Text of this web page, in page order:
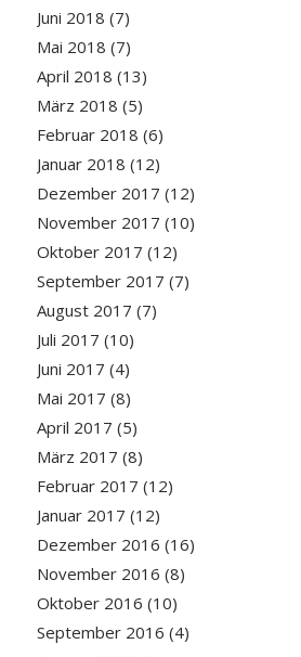
Juni 2018 (7)
Mai 2018 (7)
April 2018 (13)
März 2018 (5)
Februar 2018 (6)
Januar 2018 (12)
Dezember 2017 (12)
November 2017 (10)
Oktober 2017 (12)
September 2017 (7)
August 2017 (7)
Juli 2017 (10)
Juni 2017 (4)
Mai 2017 (8)
April 2017 (5)
März 2017 (8)
Februar 2017 (12)
Januar 2017 (12)
Dezember 2016 (16)
November 2016 (8)
Oktober 2016 (10)
September 2016 (4)